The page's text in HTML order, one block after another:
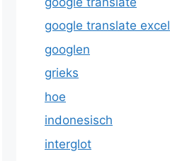
google translate excel
googlen
grieks
hoe
indonesisch
interglot